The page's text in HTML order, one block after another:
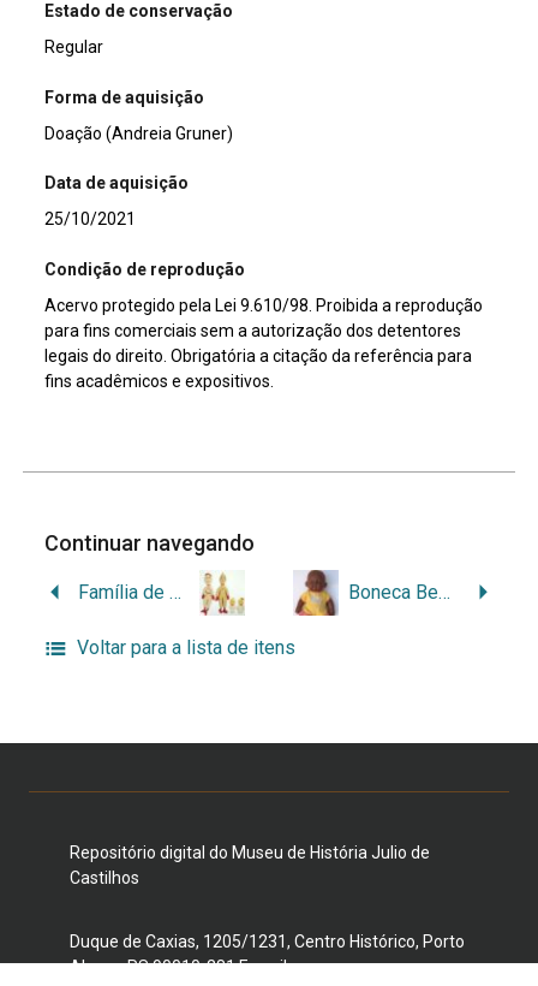
Estado de conservação
Regular
Forma de aquisição
Doação (Andreia Gruner)
Data de aquisição
25/10/2021
Condição de reprodução
Acervo protegido pela Lei 9.610/98. Proibida a reprodução
para fins comerciais sem a autorização dos detentores
legais do direito. Obrigatória a citação da referência para
fins acadêmicos e expositivos.
Continuar navegando
Família de bonecos de pano Boneca Bebê Cuti-Cuti
Voltar para a lista de itens
Repositório digital do Museu de História Julio de
Castilhos
Duque de Caxias, 1205/1231, Centro Histórico, Porto
Alegre, RS 90010-281 E-mail: